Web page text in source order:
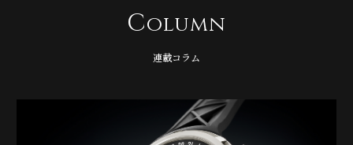
Column
連載コラム